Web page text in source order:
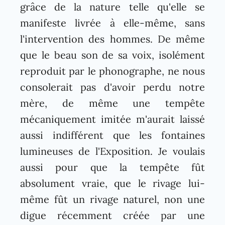
grâce de la nature telle qu'elle se
manifeste livrée à elle-même, sans
l'intervention des hommes. De même
que le beau son de sa voix, isolément
reproduit par le phonographe, ne nous
consolerait pas d'avoir perdu notre
mère, de même une tempête
mécaniquement imitée m'aurait laissé
aussi indifférent que les fontaines
lumineuses de l'Exposition. Je voulais
aussi pour que la tempête fût
absolument vraie, que le rivage lui-
même fût un rivage naturel, non une
digue récemment créée par une